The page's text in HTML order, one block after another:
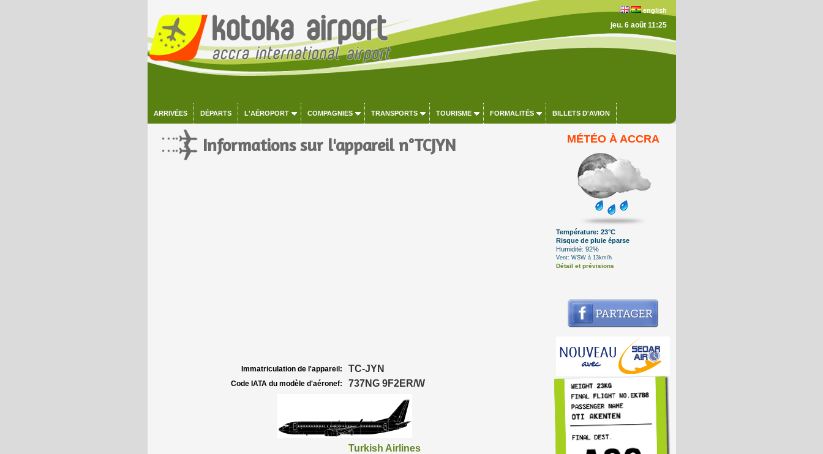
english
jeu. 6 août 11:25
ARRIVÉES DÉPARTS L'AÉROPORT COMPAGNIES TRANSPORTS TOURISME FORMALITÉS BILLETS D'AVION
Informations sur l'appareil n°TCJYN
Immatriculation de l'appareil: TC-JYN
Code IATA du modèle d'aéronef: 737NG 9F2ER/W
Turkish Airlines
MÉTÉO À ACCRA
Température: 23°C
Risque de pluie éparse
Humidité: 92%
Vent: WSW à 13km/h
Détail et prévisions